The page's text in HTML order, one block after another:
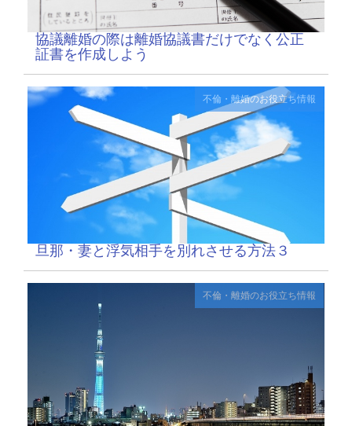
協議離婚の際は離婚協議書だけでなく公正
証書を作成しよう
不倫・離婚のお役立ち情報
旦那・妻と浮気相手を別れさせる方法３
不倫・離婚のお役立ち情報